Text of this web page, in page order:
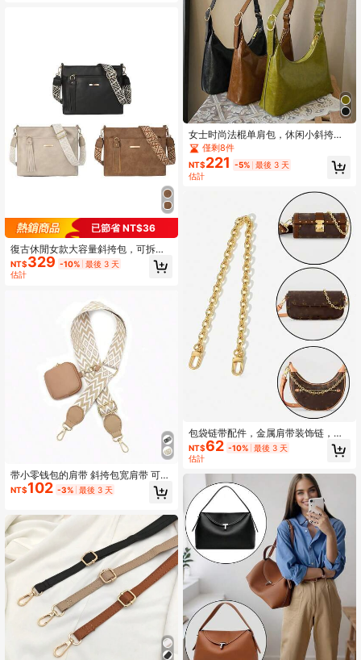
已節省 NT$36
復古休閒女款大容量斜挎包，可拆卸
可調節肩帶，日常通勤托特包
NT$329 -10% 最後 3 天
估計
带小零钱包的肩带 斜挎包宽肩带 可装
硬币、口红和钥匙的迷你包 可自行搭
配的 DIY 包带
NT$102 -3% 最後 3 天
女士时尚法棍单肩包，休闲小斜挎
包，适合外出、购物
僅剩8件
NT$221 -5% 最後 3 天
估計
包袋链带配件，金属肩带装饰链，用
于 DIY 包袋改装，可调节斜挎链长度
NT$62 -10% 最後 3 天
估計